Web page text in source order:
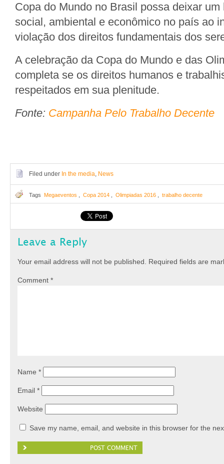
Copa do Mundo no Brasil possa deixar
social, ambiental e econômico no país ao
violação dos direitos fundamentais dos
A celebração da Copa do Mundo e das
completa se os direitos humanos e
respeitados em sua plenitude.
Fonte: Campanha Pelo Trabalho Decente
Filed under In the media, News
Tags Megaeventos Copa 2014 Olimpiadas 2016 trabalho decente
Leave a Reply
Your email address will not be published. Required fields are
Comment *
Name *
Email *
Website
Save my name, email, and website in this browser for the